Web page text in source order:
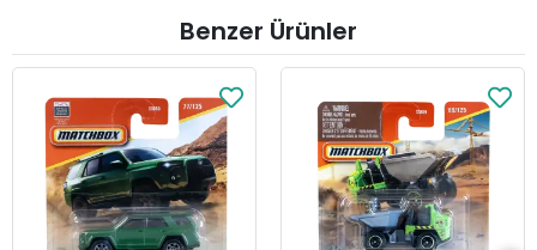
Benzer Ürünler